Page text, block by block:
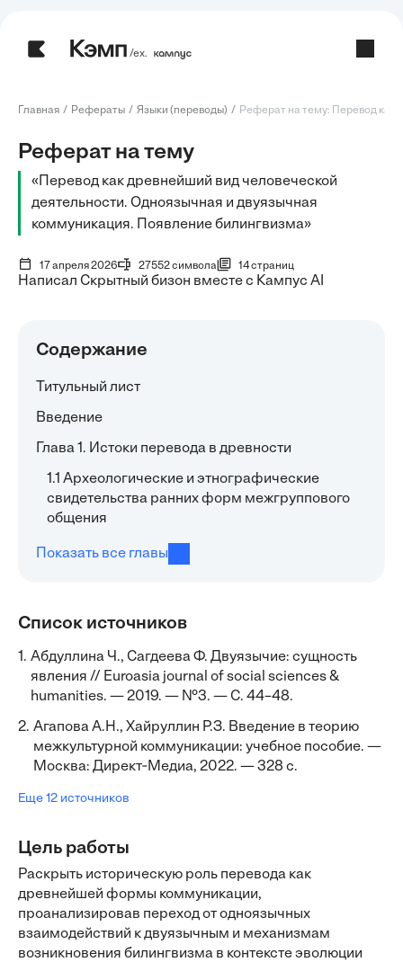
/ех.
Главная Рефераты Языки (переводы) Реферат на тему: Перевод как
Реферат на тему
«Перевод как древнейший вид человеческой
деятельности. Одноязычная и двуязычная
коммуникация. Появление билингвизма»
17 апреля 2026 27552 символа 14 страниц
Написал Скрытный бизон вместе с Кампус AI
Содержание
Титульный лист
Введение
Глава 1. Истоки перевода в древности
1.1 Археологические и этнографические
свидетельства ранних форм межгруппового
общения
Показать все главы
Список источников
1. Абдуллина Ч., Сагдеева Ф. Двуязычие: сущность
явления // Euroasia journal of social sciences &
humanities. — 2019. — №3. — С. 44–48.
2. Агапова А.Н., Хайруллин Р.З. Введение в теорию
межкультурной коммуникации: учебное пособие. —
Москва: Директ‐Медиа, 2022. — 328 с.
Еще 12 источников
Цель работы
Раскрыть историческую роль перевода как
древнейшей формы коммуникации,
проанализировав переход от одноязычных
взаимодействий к двуязычным и механизмам
возникновения билингвизма в контексте эволюции